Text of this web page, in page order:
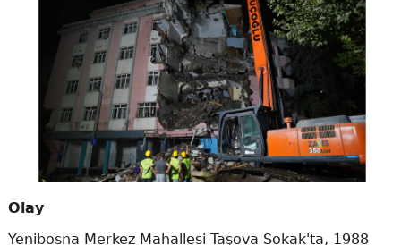
Olay
Yenibosna Merkez Mahallesi Taşova Sokak'ta, 1988